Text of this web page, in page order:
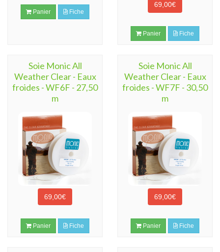
Panier Fiche
69,00€
Panier Fiche
Soie Monic All
Weather Clear - Eaux
froides - WF6F - 27,50
m
69,00€
Panier Fiche
Soie Monic All
Weather Clear - Eaux
froides - WF7F - 30,50
m
69,00€
Panier Fiche